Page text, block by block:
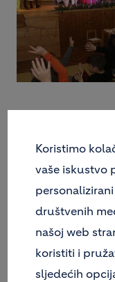
završili su
povećanje
1.1.2020. raste za
Dio povećanja
dok varijabilni
razredu i ocjeni
Koristimo
vaše iskustvo
društvenih
našoj web
koristiti i
sljedećih